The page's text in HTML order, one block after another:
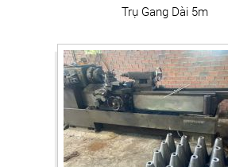
Trụ Gang Dài 5m